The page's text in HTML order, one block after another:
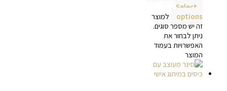
Select
options
למוצר
זה יש מספר סוגים.
ניתן לבחור את
האפשרויות בעמוד
המוצר